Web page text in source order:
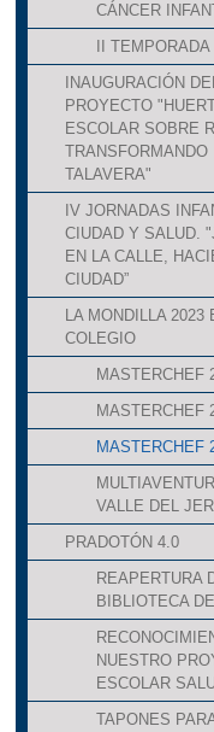
CÁNCER
II
INAUGURACIÓN
PROYECTO
ESCOLAR SOBRE
TRANSFORMANDO
TALAVERA"
IV JORNADAS
CIUDAD Y SALUD.
EN LA CALLE,
CIUDAD”
LA MONDILLA 2023
COLEGIO
MASTERCHEF
MASTERCHEF
MASTERCHEF
VALLE DEL
PRADOTÓN 4.0
REAPERTURA
BIBLIOTECA
NUESTRO
ESCOLAR
TAPONES